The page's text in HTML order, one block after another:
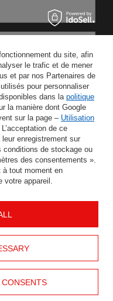
cadre du service Newsletter dans la rubrique
du site, afin
le trafic et de mener
et par nos Partenaires de
pour personnaliser
dans la politique
la manière dont Google
sur la page – Utilisation
L’acceptation de ce
enregistrement sur
conditions de stockage ou
des consentements ».
à tout moment en
votre appareil.